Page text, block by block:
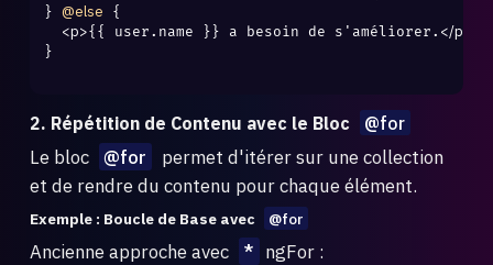
} @else {
<p>{{ user.name }} a besoin de s'améliorer. </p>
}
2. Répétition de Contenu avec le Bloc @for
Le bloc @for
permet d'itérer sur une collection
et de rendre du contenu pour chaque élément.
Exemple : Boucle de Base avec @for
Ancienne approche avec * ngFor :